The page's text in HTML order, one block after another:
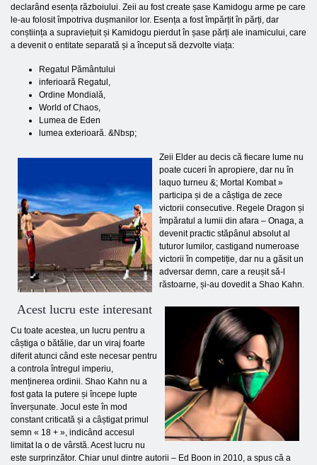
declarând esența războiului. Zeii au fost create șase Kamidogu arme pe care
le-au folosit împotriva dușmanilor lor. Esența a fost împărțit în părți, dar
conștiința a supraviețuit și Kamidogu pierdut în șase părți ale inamicului, care
a devenit o entitate separată și a început să dezvolte viața:
Regatul Pământului
inferioară Regatul,
Ordine Mondială,
World of Chaos,
Lumea de Eden
lumea exterioară. &Nbsp;
Zeii Elder au decis că fiecare lume nu
poate cuceri în apropiere, dar nu în
laquo turneu &; Mortal Kombat »
participa și de a câștiga de zece
victorii consecutive. Regele Dragon și
împăratul a lumii din afara – Onaga, a
devenit practic stăpânul absolut al
tuturor lumilor, castigand numeroase
victorii în competiție, dar nu a găsit un
adversar demn, care a reușit să-l
răstoarne, și-au dovedit a Shao Kahn.
Acest lucru este interesant
Cu toate acestea, un lucru pentru a
câștiga o bătălie, dar un viraj foarte
diferit atunci când este necesar pentru
a controla întregul imperiu,
menținerea ordinii. Shao Kahn nu a
fost gata la putere și începe lupte
înverșunate. Jocul este în mod
constant criticată și a câștigat primul
semn « 18 + », indicând accesul
limitat la o de vârstă. Acest lucru nu
este surprinzător. Chiar unul dintre autorii – Ed Boon in 2010, a spus că a